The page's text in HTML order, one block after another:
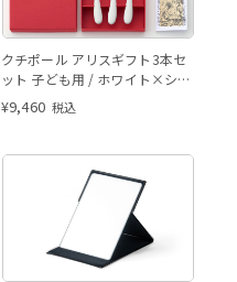
クチポール アリスギフト3本セ
ット 子ども用 / ホワイト×シル
バー
¥9,460 税込